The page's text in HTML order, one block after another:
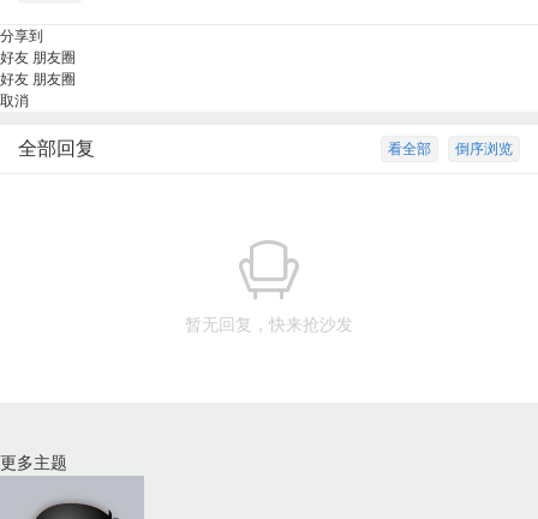
分享到
好友 朋友圈
好友 朋友圈
取消
倒序浏览
看全部
全部回复
暂无回复，快来抢沙发
更多主题